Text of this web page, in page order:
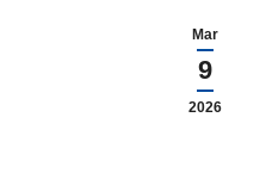
Mar
9
2026